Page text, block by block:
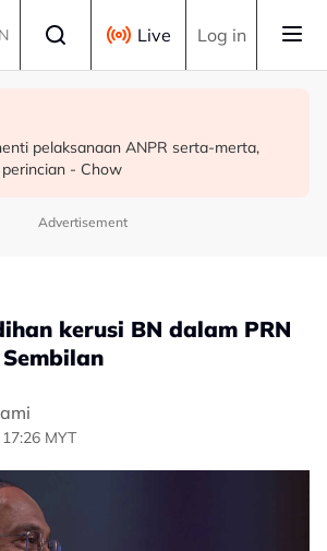
Live Log in
Nasional Abu Dhabi terkena serangan
di Selat Hormuz
bersama MSi Racing Team musim
pelaksanaan ANPR serta-merta,
- Chow
Advertisement
kerusi BN dalam PRN
MYT